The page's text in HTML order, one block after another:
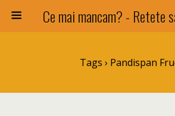
Tags › Pandispan